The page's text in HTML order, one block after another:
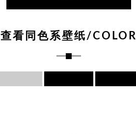
查看同色系壁纸/COLOR